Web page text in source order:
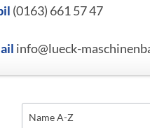
(0163) 661 57 47
info@lueck-